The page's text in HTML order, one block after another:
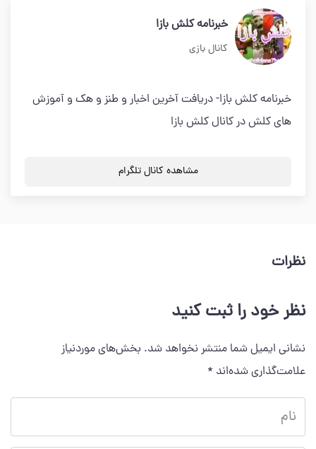
خبرنامه کلش بازا
کانال بازی
خبرنامه کلش بازا- دریافت آخرین اخبار و طنز و هک و آموزش
های کلش در کانال کلش بازا
مشاهده کانال تلگرام
نظرات
نظر خود را ثبت کنید
نشانی ایمیل شما منتشر نخواهد شد. بخش‌های موردنیاز
علامت‌گذاری شده‌اند *